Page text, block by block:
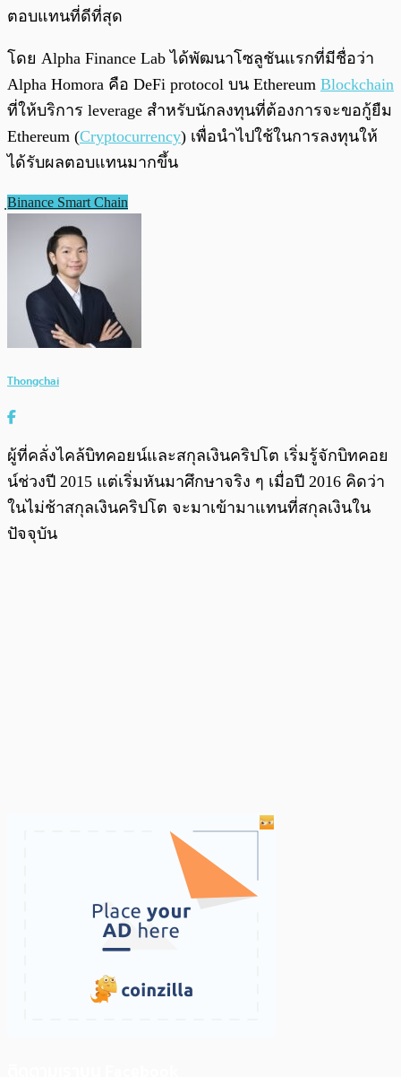
ตอบแทนที่ดีที่สุด
โดย Alpha Finance Lab ได้พัฒนาโซลูชันแรกที่มีชื่อว่า
Alpha Homora คือ DeFi protocol บน Ethereum Blockchain
ที่ให้บริการ leverage สำหรับนักลงทุนที่ต้องการจะขอกู้ยืม
Ethereum (Cryptocurrency) เพื่อนำไปใช้ในการลงทุนให้
ได้รับผลตอบแทนมากขึ้น
ฺBinance Smart Chain
Thongchai
ผู้ที่คลั่งไคล้บิทคอยน์และสกุลเงินคริปโต เริ่มรู้จักบิทคอย
น์ช่วงปี 2015 แต่เริ่มหันมาศึกษาจริง ๆ เมื่อปี 2016 คิดว่า
ในไม่ช้าสกุลเงินคริปโต จะมาเข้ามาแทนที่สกุลเงินใน
ปัจจุบัน